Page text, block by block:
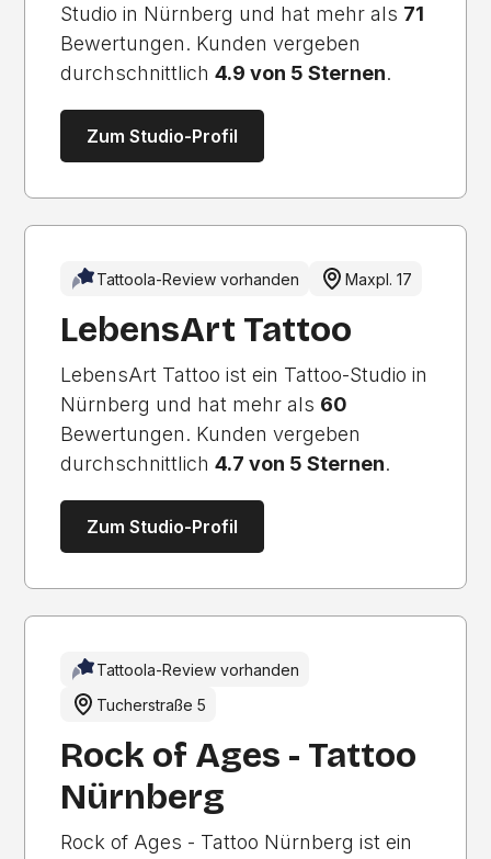
Studio in Nürnberg und hat mehr als 71
Bewertungen. Kunden vergeben
durchschnittlich4.9 von 5 Sternen.
Zum Studio-Profil
Tattoola-Review vorhanden Maxpl. 17
LebensArt Tattoo
LebensArt Tattoo ist ein Tattoo-Studio in
Nürnberg und hat mehr als 60
Bewertungen. Kunden vergeben
durchschnittlich4.7 von 5 Sternen.
Zum Studio-Profil
Tattoola-Review vorhanden
Tucherstraße 5
Rock of Ages - Tattoo
Nürnberg
Rock of Ages - Tattoo Nürnberg ist ein